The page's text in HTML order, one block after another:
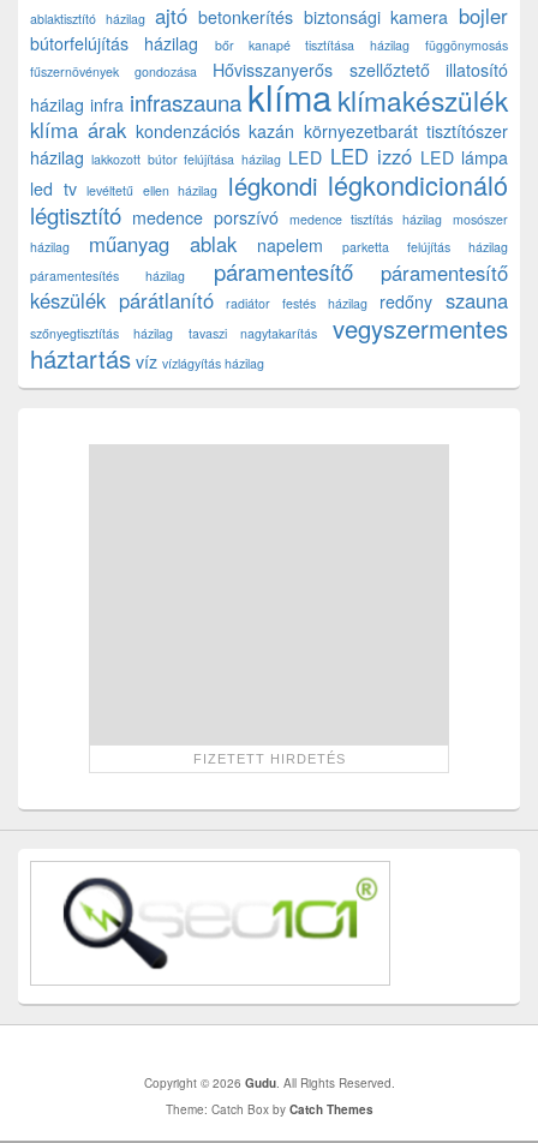
ablaktisztító házilag ajtó betonkerítés biztonsági kamera bojler
bútorfelújítás házilag bőr kanapé tisztítása házilag
függönymosás
fűszernövények gondozása
Hővisszanyerős szellőztető
illatosító
házilag infra infraszauna klímaklímakészülék
klíma árak kondenzációs kazán környezetbarát tisztítószer
házilag lakkozott bútor felújítása házilag LED LED izzó LED lámpa
led tv levéltetű ellen házilag légkondi légkondicionáló
légtisztító medence porszívó medence tisztítás házilag
mosószer
házilag
műanyag ablak napelem
parketta felújítás házilag
páramentesítés házilag
páramentesítő
páramentesítő
készülék párátlanító radiátor festés házilag redőny szauna
szőnyegtisztítás házilag tavaszi nagytakarítás
vegyszermentes
háztartás víz vízlágyítás házilag
Copyright © 2026 Gudu. All Rights Reserved.
Theme: Catch Box by Catch Themes